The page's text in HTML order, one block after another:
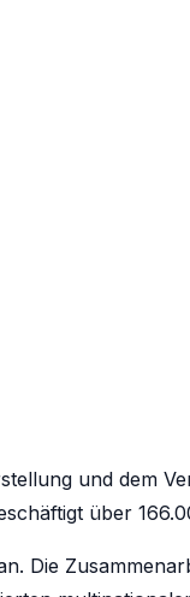
und dem
über
Die